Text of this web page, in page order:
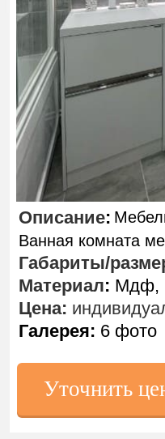
Описание:
Ванная комната
Габариты/
Материал: Мдф,
Цена:
Галерея: 6 фото
Уточнить